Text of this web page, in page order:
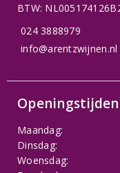
BTW:
024 3888979
info@arentzwijnen.nl
Openingstijden
Maandag:
Dinsdag:
Woensdag: